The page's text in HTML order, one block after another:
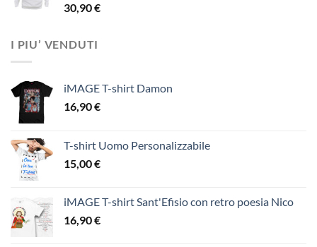
30,90€
I PIU’ VENDUTI
iMAGE T-shirt Damon
16,90€
T-shirt Uomo Personalizzabile
15,00€
iMAGE T-shirt Sant'Efisio con retro poesia Nico
16,90€